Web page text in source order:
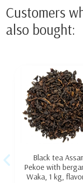
Customers
also bought:
Black tea
Pekoe with
Waka, 1 kg,